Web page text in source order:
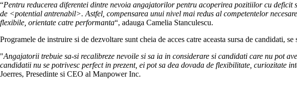
“Pentru reducerea diferentei dintre nevoia angajatorilor pentru acoperirea pozitiilor cu
de <potential antrenabil>. Astfel, compensarea unui nivel mai redus al competentelor
flexibile, orientate catre performanta“, adauga Camelia Stanculescu.
Programele de instruire si de dezvoltare sunt cheia de acces catre aceasta sursa de candidati,
"Angajatorii trebuie sa-si recalibreze nevoile si sa ia in considerare si candidati care nu pot
candidatii nu se potrivesc perfect in prezent, ei pot sa dea dovada de flexibilitate, curiozitate
Joerres, Presedinte si CEO al Manpower Inc.